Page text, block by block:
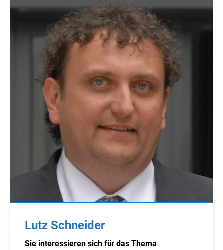
Lutz Schneider
Sie interessieren sich für das Thema